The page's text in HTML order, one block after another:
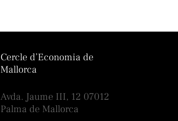
Cercle d’Economia de
Mallorca
Avda. Jaume III, 12 07012
Palma de Mallorca